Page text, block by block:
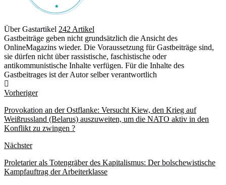
Über Gastartikel 242 Artikel
Gastbeiträge geben nicht grundsätzlich die Ansicht des
OnlineMagazins wieder. Die Voraussetzung für Gastbeiträge sind,
sie dürfen nicht über rassistische, faschistische oder
antikommunistische Inhalte verfügen. Für die Inhalte des
Gastbeitrages ist der Autor selber verantwortlich
Vorheriger
Provokation an der Ostflanke: Versucht Kiew, den Krieg auf
Weißrussland (Belarus) auszuweiten, um die NATO aktiv in den
Konflikt zu zwingen ?
Nächster
Proletarier als Totengräber des Kapitalismus: Der bolschewistische
Kampfauftrag der Arbeiterklasse